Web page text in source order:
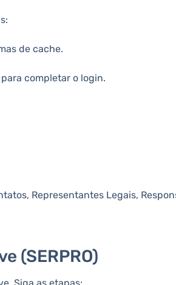
de cache.
completar o login.
Representantes Legais,
(SERPRO)